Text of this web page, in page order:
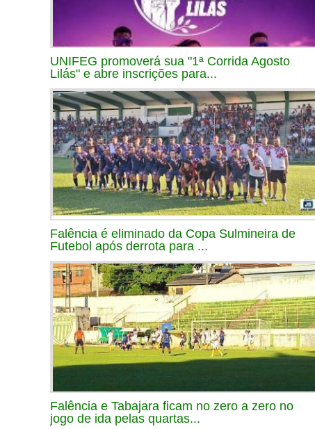
UNIFEG promoverá sua "1ª Corrida Agosto
Lilás" e abre inscrições para...
Falência é eliminado da Copa Sulmineira de
Futebol após derrota para ...
Falência e Tabajara ficam no zero a zero no
jogo de ida pelas quartas...